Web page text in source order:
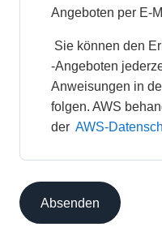
Angeboten per E-
-Angeboten
Anweisungen in
folgen. AWS
der AWS-
Absenden